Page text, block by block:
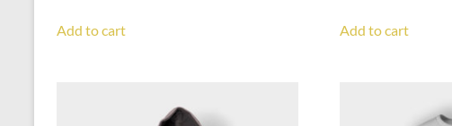
Add to cart Add to cart